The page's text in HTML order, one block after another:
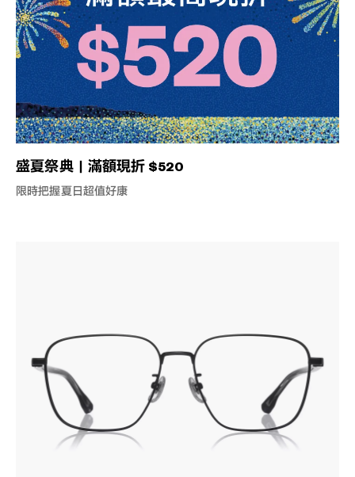
盛夏祭典｜滿額現折 $520
限時把握夏日超值好康